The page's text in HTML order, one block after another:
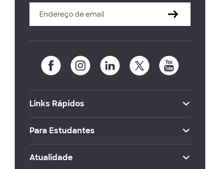
Links Rápidos
Para Estudantes
Atualidade